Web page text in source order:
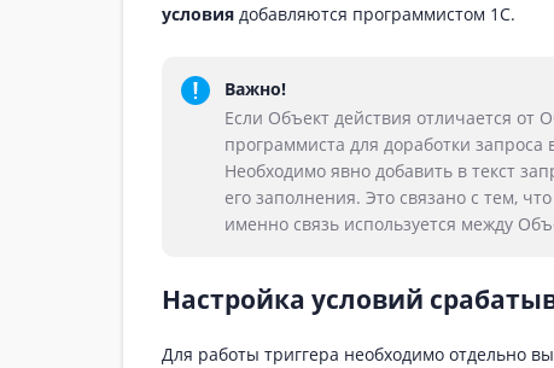
условия добавляются программистом 1С.
Важно!
Если Объект действия отличается от
программиста для доработки
Необходимо явно добавить в текст
его заполнения. Это связано с тем,
именно связь используется между
Настройка условий
Для работы триггера необходимо отдельно